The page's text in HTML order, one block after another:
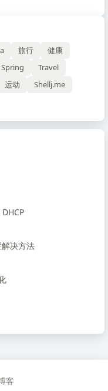
旅行
健康
Spring
Travel
运动
Shellj.me
决方法
客